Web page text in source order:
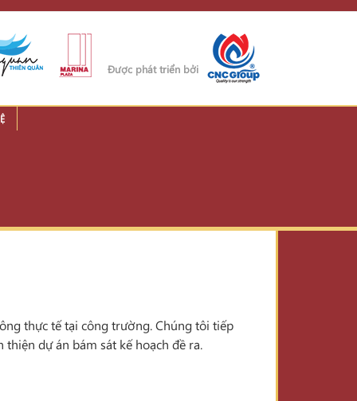
Được phát triển bởi
thực tế tại công trường. Chúng tôi tiếp
dự án bám sát kế hoạch đề ra.